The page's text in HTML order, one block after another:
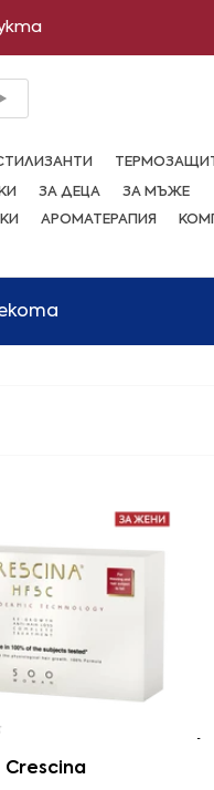
ЗА ДЕЦА
ЗА МЪЖЕ
АРОМАТЕРАПИЯ
Crescina